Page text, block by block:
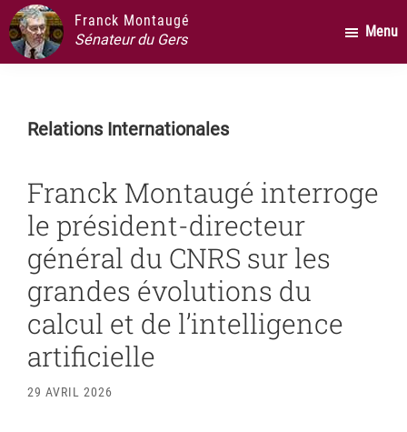
Passer
au
contenu
Passer
la
latérale
Passer
au
pied
page
Franck Montaugé
Sénateur du Gers
Menu
Relations Internationales
Franck Montaugé interroge
le président-directeur
général du CNRS sur les
grandes évolutions du
calcul et de l’intelligence
artificielle
29 AVRIL 2026